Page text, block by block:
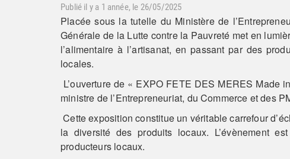
Publié il y a 1 année, le 26/05/2025
Placée sous la tutelle du Ministère de
Générale de la Lutte contre la Pauvreté met en
l’alimentaire à l’artisanat, en passant par des
locales.
L’ouverture de « EXPO FETE DES MERES Made
ministre de l’Entrepreneuriat, du Commerce et des
Cette exposition constitue un véritable carrefour
la diversité des produits locaux. L’évènement
producteurs locaux.